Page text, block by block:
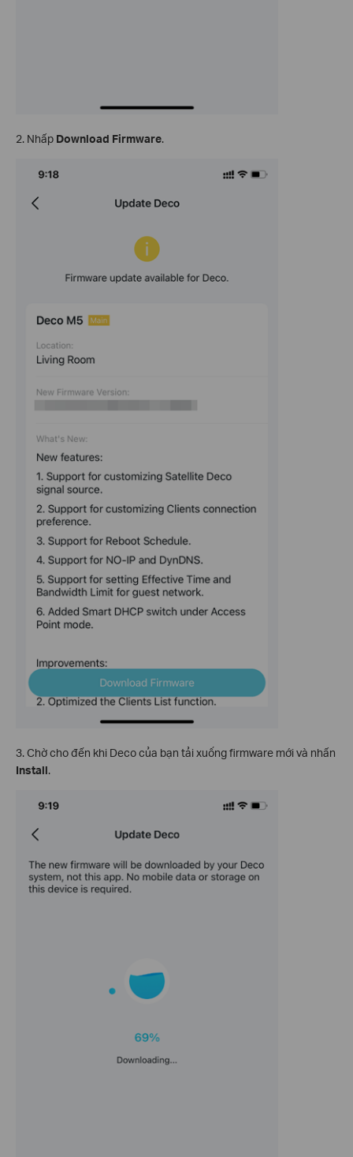
2. Nhấp Download Firmware.
3. Chờ cho đến khi Deco của bạn tải xuống firmware mới và nhấn
Install.